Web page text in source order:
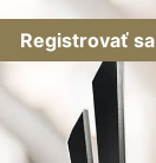
Registrovať sa